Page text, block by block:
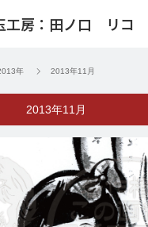
工房：田ノ口 リコ
年 2013年11月
2013年11月